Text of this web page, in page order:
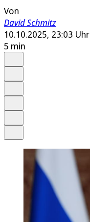
Von
David Schmitz
10.10.2025, 23:03 Uhr
5 min